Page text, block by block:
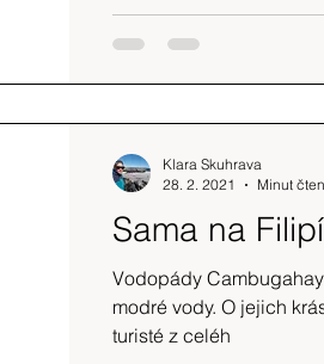
Sama na
Vodopády
modré vody. O jejich
turisté z celéh
Klara Skuhrava
28. 2. 2021
Minut